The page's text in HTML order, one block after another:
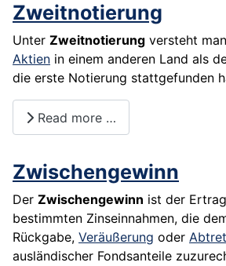
Zweitnotierung
Unter Zweitnotierung versteht
Aktien in einem anderen Land als
die erste Notierung stattgefunden
Read more …
Zwischengewinn
Der Zwischengewinn ist der
bestimmten Zinseinnahmen, die
Rückgabe, Veräußerung oder
ausländischer Fondsanteile